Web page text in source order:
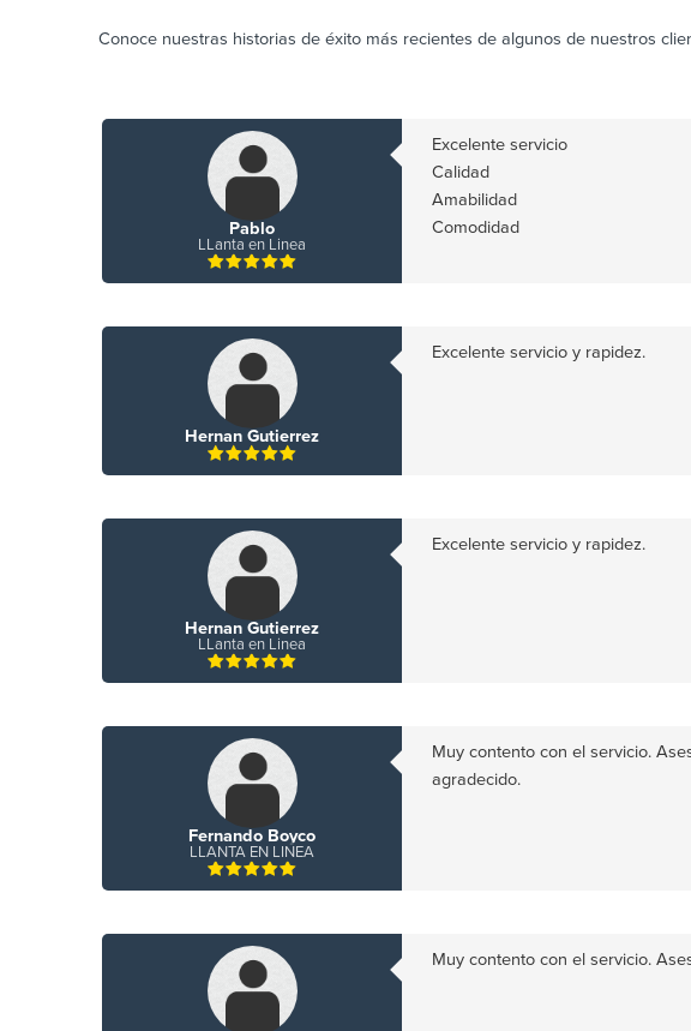
Conoce nuestras historias de éxito más recientes de algunos de nuestros
Pablo
LLanta en Linea
Excelente servicio
Calidad
Amabilidad
Comodidad
Hernan Gutierrez
Excelente servicio y rapidez.
Hernan Gutierrez
LLanta en Linea
Excelente servicio y rapidez.
Fernando Boyco
LLANTA EN LINEA
Muy contento con el servicio.
agradecido.
Muy contento con el servicio.